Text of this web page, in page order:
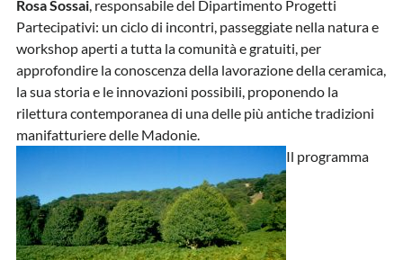
Rosa Sossai, responsabile del Dipartimento Progetti
Partecipativi: un ciclo di incontri, passeggiate nella natura e
workshop aperti a tutta la comunità e gratuiti, per
approfondire la conoscenza della lavorazione della ceramica,
la sua storia e le innovazioni possibili, proponendo la
rilettura contemporanea di una delle più antiche tradizioni
manifatturiere delle Madonie.
Il programma